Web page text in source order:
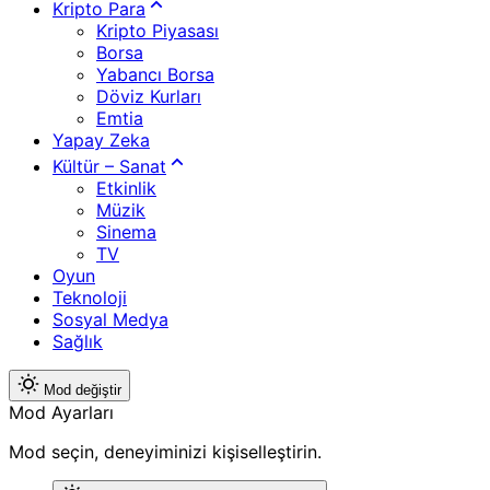
Kripto Para
Kripto Piyasası
Borsa
Yabancı Borsa
Döviz Kurları
Emtia
Yapay Zeka
Kültür – Sanat
Etkinlik
Müzik
Sinema
TV
Oyun
Teknoloji
Sosyal Medya
Sağlık
Mod değiştir
Mod Ayarları
Mod seçin, deneyiminizi kişiselleştirin.